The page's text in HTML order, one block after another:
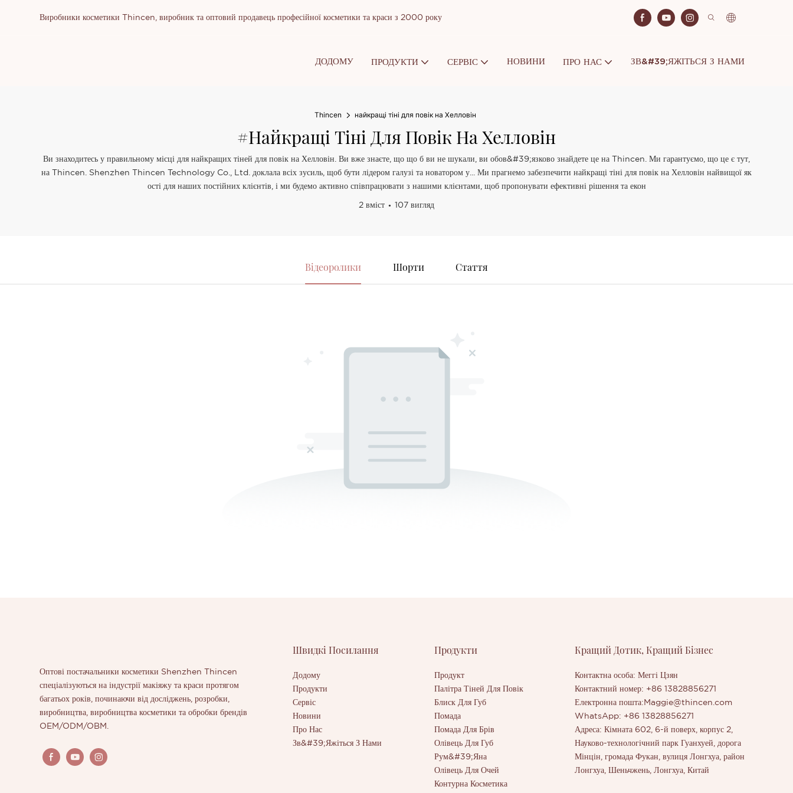
Виробники косметики Thincen, виробник та оптовий продавець професійної косметики та краси з 2000 року
ДОДОМУ ПРОДУКТИ СЕРВІС НОВИНИ ПРО НАС ЗВ&#39;ЯЖІТЬСЯ З НАМИ
Thincen найкращі тіні для повік на Хелловін
#найкращі Тіні Для Повік На Хелловін
Ви знаходитесь у правильному місці для найкращих тіней для повік на Хелловін. Ви вже знаєте, що що б ви не шукали, ви обов&#39;язково знайдете це на Thincen. Ми гарантуємо, що це є тут,
на Thincen. Shenzhen Thincen Technology Co., Ltd. доклала всіх зусиль, щоб бути лідером галузі та новатором у... Ми прагнемо забезпечити найкращі тіні для повік на Хелловін найвищої як
ості для наших постійних клієнтів, і ми будемо активно співпрацювати з нашими клієнтами, щоб пропонувати ефективні рішення та екон
2 вміст 107 вигляд
Відеоролики Шорти Стаття
Оптові постачальники косметики Shenzhen Thincen
спеціалізуються на індустрії макіяжу та краси протягом
багатьох років, починаючи від досліджень, розробки,
виробництва, виробництва косметики та обробки брендів
OEM/ODM/OBM.
Швидкі Посилання
Додому
Продукти
Сервіс
Новини
Про Нас
Зв&#39;яжіться З Нами
Продукти
Продукт
Палітра Тіней Для Повік
Блиск Для Губ
Помада
Помада Для Брів
Олівець Для Губ
Рум&#39;яна
Олівець Для Очей
Контурна Косметика
Кращий Дотик, Кращий Бізнес
Контактна особа: Меггі Цзян
Контактний номер: +86 13828856271
Електронна пошта: Maggie@thincen.com
WhatsApp: +86 13828856271
Адреса: Кімната 602, 6-й поверх, корпус 2,
Науково-технологічний парк Гуанхуей, дорога
Мінцін, громада Фукан, вулиця Лонгхуа, район
Лонгхуа, Шеньчжень, Лонгхуа, Китай